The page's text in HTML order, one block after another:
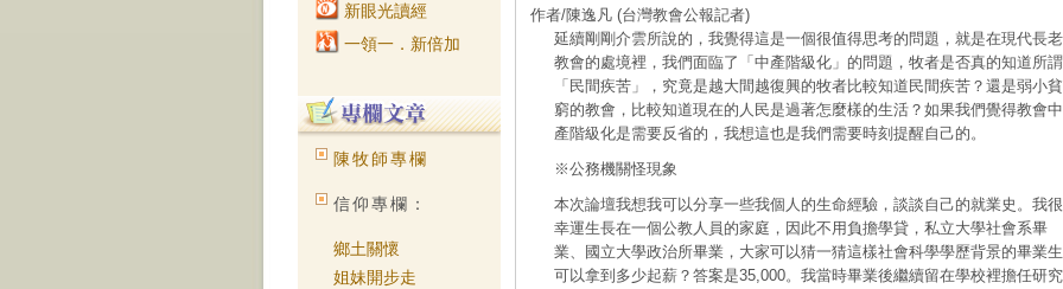
新眼光讀經
一領一．新倍加
陳牧師專欄
信仰專欄：
鄉土關懷
姐妹開步走
作者/陳逸凡 (台灣教會公報記者)
延續剛剛介雲所說的，我覺得這是一個很值得思考的問題，就是在現代長老
教會的處境裡，我們面臨了「中產階級化」的問題，牧者是否真的知道所謂
「民間疾苦」，究竟是越大間越復興的牧者比較知道民間疾苦？還是弱小貧
窮的教會，比較知道現在的人民是過著怎麼樣的生活？如果我們覺得教會中
產階級化是需要反省的，我想這也是我們需要時刻提醒自己的。
※公務機關怪現象
本次論壇我想我可以分享一些我個人的生命經驗，談談自己的就業史。我很
幸運生長在一個公教人員的家庭，因此不用負擔學貸，私立大學社會系畢
業、國立大學政治所畢業，大家可以猜一猜這樣社會科學學歷背景的畢業生
可以拿到多少起薪？答案是35,000。我當時畢業後繼續留在學校裡擔任研究